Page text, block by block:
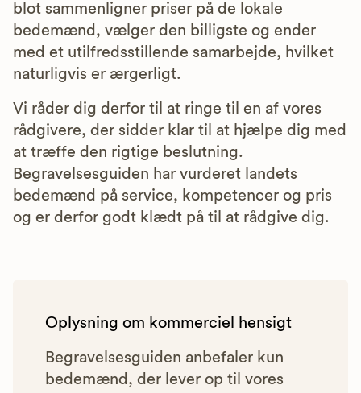
blot sammenligner priser på de lokale
bedemænd, vælger den billigste og ender
med et utilfredsstillende samarbejde, hvilket
naturligvis er ærgerligt.
Vi råder dig derfor til at ringe til en af vores
rådgivere, der sidder klar til at hjælpe dig med
at træffe den rigtige beslutning.
Begravelsesguiden har vurderet landets
bedemænd på service, kompetencer og pris
og er derfor godt klædt på til at rådgive dig.
Oplysning om kommerciel hensigt
Begravelsesguiden anbefaler kun
bedemænd, der lever op til vores